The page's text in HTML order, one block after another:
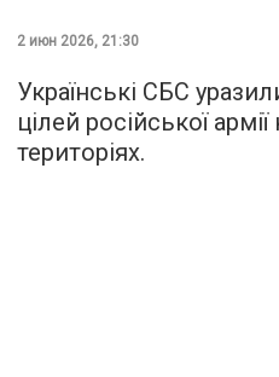
2 июн 2026, 21:30
Українські СБС
цілей російської
територіях.